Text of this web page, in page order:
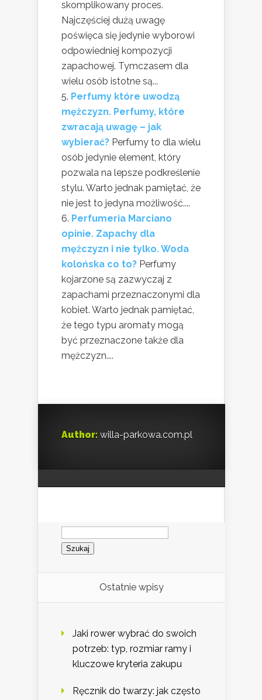
skomplikowany proces.
Najczęściej dużą uwagę
poświęca się jedynie wyborowi
odpowiedniej kompozycji
zapachowej. Tymczasem dla
wielu osób istotne są...
Perfumy które uwodzą
mężczyzn. Perfumy, które
zwracają uwagę – jak
wybierać? Perfumy to dla wielu
osób jedynie element, który
pozwala na lepsze podkreślenie
stylu. Warto jednak pamiętać, że
nie jest to jedyna możliwość....
Perfumeria Marciano
opinie. Zapachy dla
mężczyzn i nie tylko. Woda
kolońska co to? Perfumy
kojarzone są zazwyczaj z
zapachami przeznaczonymi dla
kobiet. Warto jednak pamiętać,
że tego typu aromaty mogą
być przeznaczone także dla
mężczyzn....
Author: willa-parkowa.com.pl
Szukaj:
Ostatnie wpisy
Jaki rower wybrać do swoich
potrzeb: typ, rozmiar ramy i
kluczowe kryteria zakupu
Ręcznik do twarzy: jak często